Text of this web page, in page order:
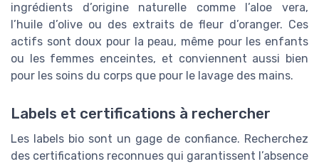
ingrédients d’origine naturelle comme l’aloe vera,
l’huile d’olive ou des extraits de fleur d’oranger. Ces
actifs sont doux pour la peau, même pour les enfants
ou les femmes enceintes, et conviennent aussi bien
pour les soins du corps que pour le lavage des mains.
Labels et certifications à rechercher
Les labels bio sont un gage de confiance. Recherchez
des certifications reconnues qui garantissent l’absence